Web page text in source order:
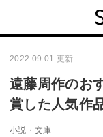
2022.09.01 更新
遠藤周作のお
賞した人気作
小説・文庫